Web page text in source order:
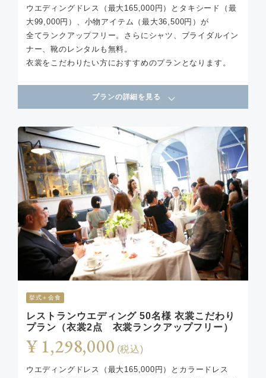
ウエディングドレス（最大165,000円）とタキシード（最
大99,000円）、小物アイテム（最大36,500円）が
全てランクアップフリー。さらにシャツ、ブライダルイン
ナー、靴のレンタルも無料。
衣裳をこだわりたい方におすすめのプランとなります。
プランの詳細を見る
挙式＋会食
レストランウエディング 50名様 衣裳こだわり
プラン（衣裳2点 衣裳ランクアップフリー）
¥ 1,298,000 (税込)
ウエディングドレス（最大165,000円）とカラードレス